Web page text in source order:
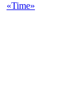
«Time»